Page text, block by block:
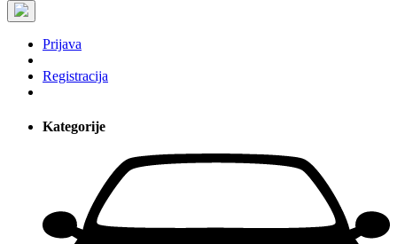
Prijava
Registracija
Kategorije